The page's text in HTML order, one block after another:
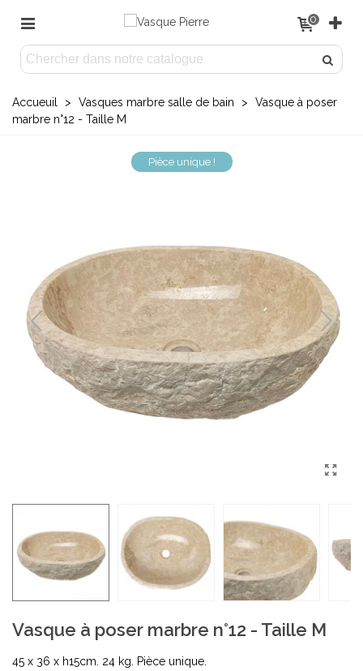
0
Accueuil > Vasques marbre salle de bain >
Vasque à poser
marbre n°12 - Taille M
Pièce unique !
Vasque à poser marbre n°12 - Taille M
45 x 36 x h15cm. 24 kg. Pièce unique.